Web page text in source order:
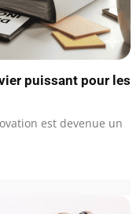
puissant pour les
est devenue un